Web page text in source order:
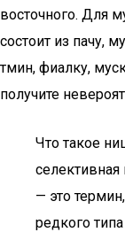
восточного. Для
состоит из пачу,
тмин, фиалку,
получите
Что такое
— это
редкого